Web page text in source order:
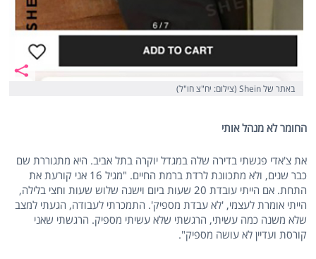
באתר של Shein (צילום: יח"צ חו"ל)
החומר לא מנהל אותי
את צ'אדי פגשתי בדירה שלה במגדל יוקרה בתל אביב. היא מתגוררת שם
כבר שנים, ולא מתכוונת לרדת ברמת החיים. "מגיל 16 אני קורעת את
התחת. אם הייתי עובדת 20 שעות ביום וישנה שלוש שעות וחצי בלילה,
הייתי אומרת לעצמי, 'לא עבדת מספיק'. התמכרתי לעבודה, הגעתי למצב
שלא משנה כמה עשיתי, הרגשתי שלא עשיתי מספיק. הרגשתי שאני
קורסת ועדיין לא עושה מספיק".